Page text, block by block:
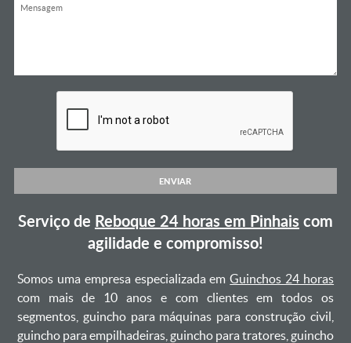
ENVIAR
Serviço de Reboque 24 horas em Pinhais com
agilidade e compromisso!
Somos uma empresa especializada emGuinchos 24 horas
com mais de 10 anos e com clientes em todos os
segmentos, guincho para máquinas para construção civil,
guincho para empilhadeiras, guincho para tratores, guincho